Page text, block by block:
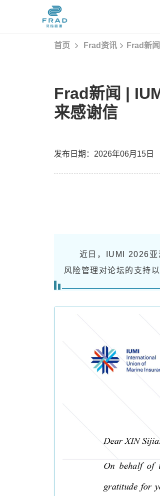
首页
服务项目
Frad智库
关于我们
加入我们
首页 Frad资讯 Frad新闻
Frad新闻 |
来感谢信
发布日期：2026年06月15日
近日，IUMI 2026
风险管理对论坛的支持